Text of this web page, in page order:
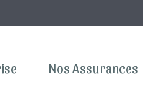
Nos Assurances